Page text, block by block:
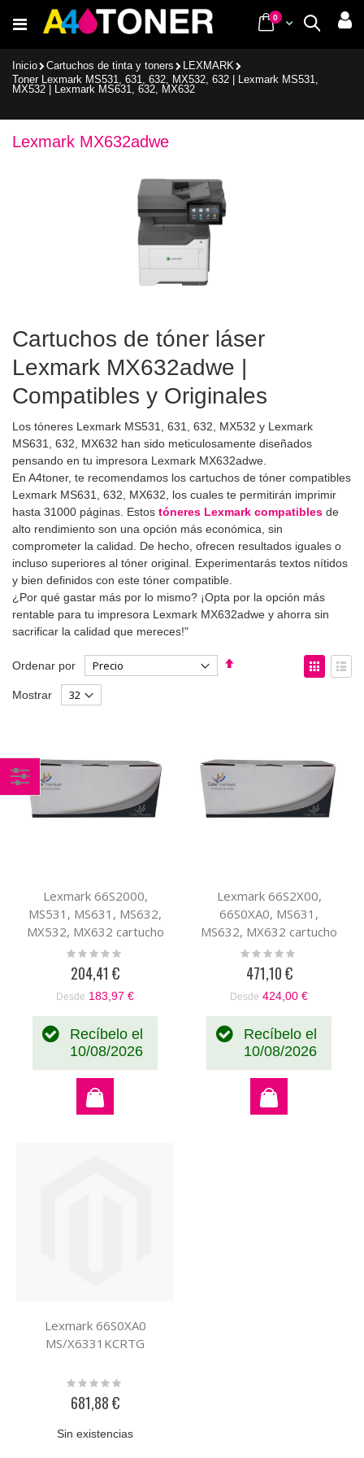
al
Buscar
Cart
0items
Inicio Cartuchos de tinta y toners
LEXMARK
Toner Lexmark MS531, 631, 632, MX532, 632 | Lexmark MS531,
MX532 | Lexmark MS631, 632, MX632
Lexmark MX632adwe
Cartuchos de tóner láser
Lexmark MX632adwe |
Compatibles y Originales
Los tóneres Lexmark MS531, 631, 632, MX532 y Lexmark
MS631, 632, MX632 han sido meticulosamente diseñados
pensando en tu impresora Lexmark MX632adwe.
En A4toner, te recomendamos los cartuchos de tóner compatibles
Lexmark MS631, 632, MX632, los cuales te permitirán imprimir
hasta 31000 páginas. Estos tóneres Lexmark compatibles de
alto rendimiento son una opción más económica, sin
comprometer la calidad. De hecho, ofrecen resultados iguales o
incluso superiores al tóner original. Experimentarás textos nítidos
y bien definidos con este tóner compatible.
¿Por qué gastar más por lo mismo? ¡Opta por la opción más
rentable para tu impresora Lexmark MX632adwe y ahorra sin
sacrificar la calidad que mereces!"
Ordenar por
Fijar
Ver
como
Mostrar
Lexmark 66S2000,
MS531, MS631, MS632,
MX532, MX632 cartucho
de tóner compatible
Rating:
204,41 €
Desde 183,97 €
Recíbelo el
10/08/2026
Lexmark 66S2X00,
66S0XA0, MS631,
MS632, MX632 cartucho
de tóner compatible
Rating:
471,10 €
Desde 424,00 €
Recíbelo el
10/08/2026
Lexmark 66S0XA0
MS/X6331KCRTG
Rating:
681,88 €
Sin existencias
Comprar